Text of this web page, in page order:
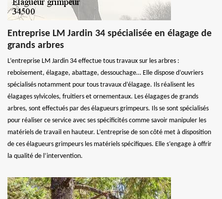
Entreprise LM Jardin 34 spécialisée en élagage de
grands arbres
L’entreprise LM Jardin 34 effectue tous travaux sur les arbres :
reboisement, élagage, abattage, dessouchage… Elle dispose d’ouvriers
spécialisés notamment pour tous travaux d’élagage. Ils réalisent les
élagages sylvicoles, fruitiers et ornementaux. Les élagages de grands
arbres, sont effectués par des élagueurs grimpeurs. Ils se sont spécialisés
pour réaliser ce service avec ses spécificités comme savoir manipuler les
matériels de travail en hauteur. L’entreprise de son côté met à disposition
de ces élagueurs grimpeurs les matériels spécifiques. Elle s’engage à offrir
la qualité de l’intervention.